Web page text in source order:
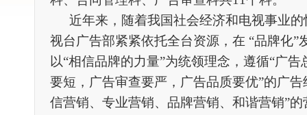
近年来，随着我国社会经济和电视事业
视台广告部紧紧依托全台资源，在 “品牌化”
以“相信品牌的力量”为统领理念，遵循“广
要短，广告审查要严，广告品质要优”的广
信营销、专业营销、品牌营销、和谐营销”